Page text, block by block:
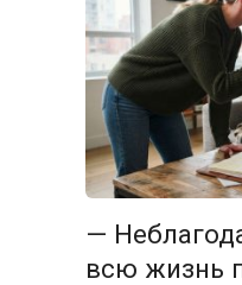
—
всю жизнь